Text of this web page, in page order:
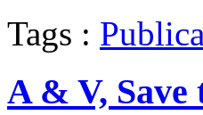
Tags :
A & V,